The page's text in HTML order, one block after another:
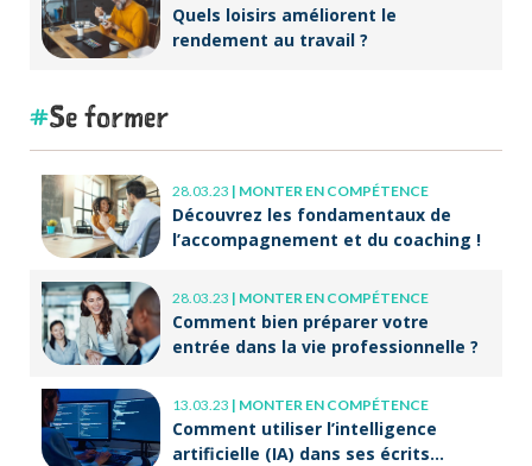
Quels loisirs améliorent le
rendement au travail ?
Se former
28.03.23 | MONTER EN COMPÉTENCE
Découvrez les fondamentaux de
l’accompagnement et du coaching !
28.03.23 | MONTER EN COMPÉTENCE
Comment bien préparer votre
entrée dans la vie professionnelle ?
13.03.23 | MONTER EN COMPÉTENCE
Comment utiliser l’intelligence
artificielle (IA) dans ses écrits